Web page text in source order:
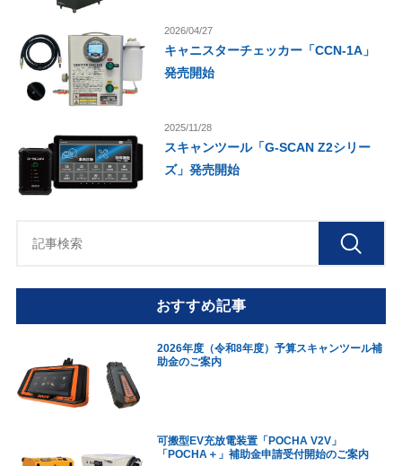
2026/04/27
キャニスターチェッカー「CCN-1A」
発売開始
2025/11/28
スキャンツール「G-SCAN Z2シリー
ズ」発売開始
おすすめ記事
2026年度（令和8年度）予算スキャンツール補
助金のご案内
可搬型EV充放電装置「POCHA V2V」
「POCHA＋」補助金申請受付開始のご案内